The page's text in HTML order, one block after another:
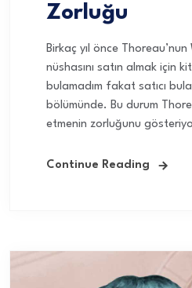
Zorluğu
Birkaç yıl önce Thoreau’nun
nüshasını satın almak için
bulamadım fakat satıcı
bölümünde. Bu durum
etmenin zorluğunu
Continue Reading